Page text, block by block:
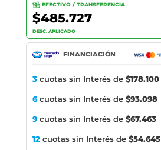
EFECTIVO / TRANSFERENCIA
$485.727
DESC. APLICADO
FINANCIACIÓN
3 cuotas sin Interés de $178.100
6cuotas sin Interés de $93.098
9 cuotas sin Interés de $67.463
12 cuotas sin Interés de $54.645